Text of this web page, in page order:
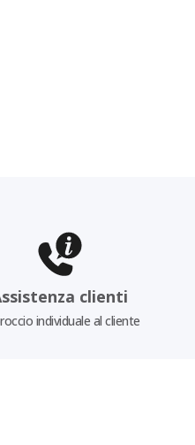
clienti
individuale al cliente